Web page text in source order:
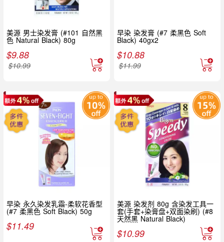
美源 男士染发膏 (#101 自然黑
色 Natural Black) 80g
$9.88
$10.99
早染 染发膏 (#7 柔黑色 Soft
Black) 40gx2
$10.88
$11.99
早染 永久染发乳霜-柔软花香型
(#7 柔黑色 Soft Black) 50g
$11.49
美源 染发剂 80g 含染发工具一
套(手套+染膏盘+双面染刷) (#8
天然黑 Natural Black)
$10.99